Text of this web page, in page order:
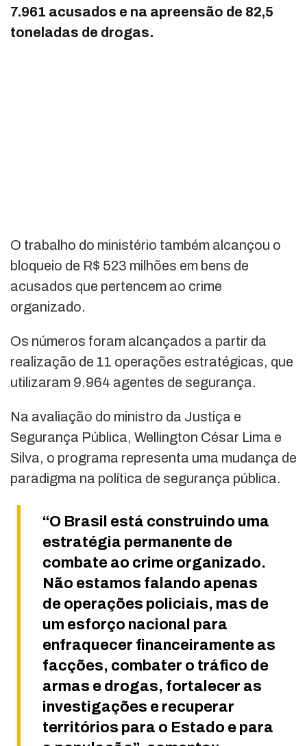
7.961 acusados e na apreensão de 82,5
toneladas de drogas.
O trabalho do ministério também alcançou o
bloqueio de R$ 523 milhões em bens de
acusados que pertencem ao crime
organizado.
Os números foram alcançados a partir da
realização de 11 operações estratégicas, que
utilizaram 9.964 agentes de segurança.
Na avaliação do ministro da Justiça e
Segurança Pública, Wellington César Lima e
Silva, o programa representa uma mudança de
paradigma na política de segurança pública.
“O Brasil está construindo uma
estratégia permanente de
combate ao crime organizado.
Não estamos falando apenas
de operações policiais, mas de
um esforço nacional para
enfraquecer financeiramente as
facções, combater o tráfico de
armas e drogas, fortalecer as
investigações e recuperar
territórios para o Estado e para